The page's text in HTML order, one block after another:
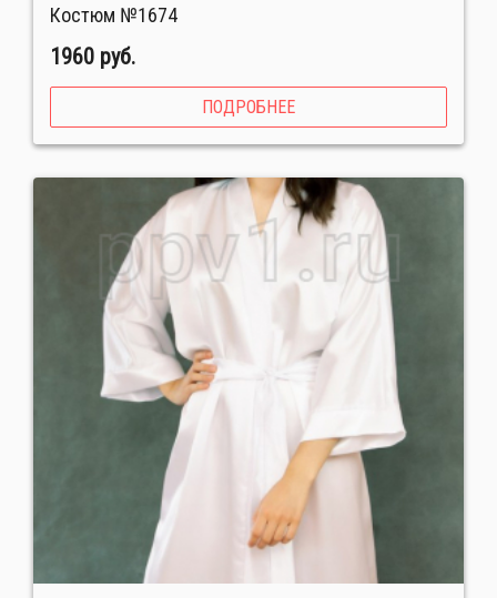
Костюм №1674
1960 руб.
ПОДРОБНЕЕ